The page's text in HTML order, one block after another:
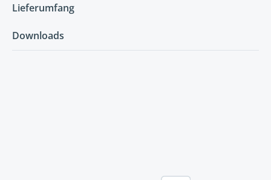
Lieferumfang
Downloads